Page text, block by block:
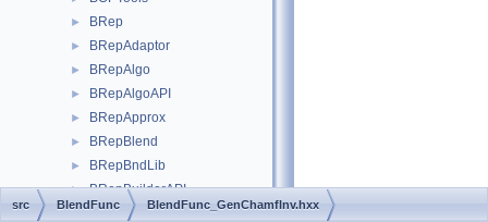
► BRep
► BRepAdaptor
► BRepAlgo
► BRepAlgoAPI
► BRepApprox
► BRepBlend
► BRepBndLib
► BRepBuilderAPI
► BRepCheck
src BlendFunc BlendFunc_GenChamfInv.hxx